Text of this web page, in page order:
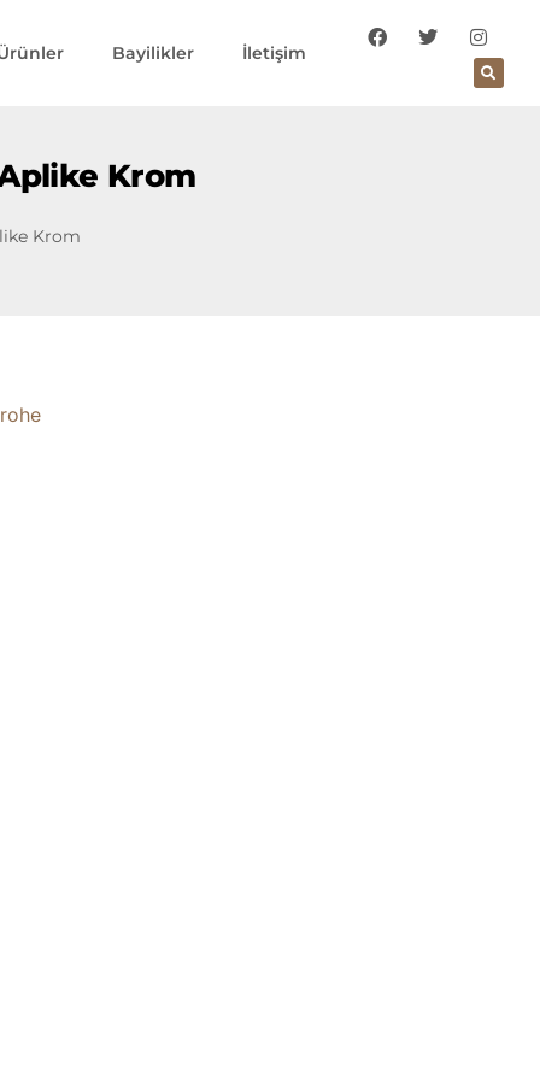
Bayilikler İletişim
Krom
Krom